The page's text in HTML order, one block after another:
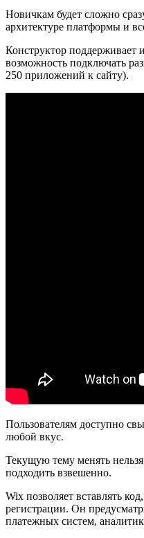
Новичкам будет сложно
архитектуре платформы и
Конструктор поддерживает
возможность подключать
250 приложений к сайту).
Пользователям доступно
любой вкус.
Текущую тему менять
подходить взвешенно.
Wix позволяет вставлять
регистрации. Он
платежных систем,